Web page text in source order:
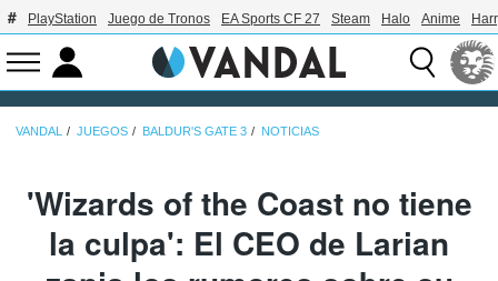
PlayStation Juego de Tronos EA Sports CF 27 Steam Halo Anime
VANDAL JUEGOS BALDUR'S GATE 3 NOTICIAS
'Wizards of the Coast no tiene
la culpa': El CEO de Larian